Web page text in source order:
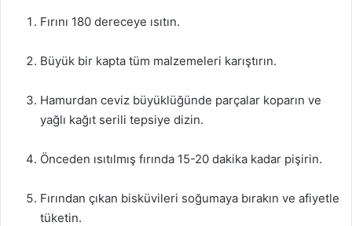
Fırını 180 dereceye ısıtın.
Büyük bir kapta tüm malzemeleri karıştırın.
Hamurdan ceviz büyüklüğünde parçalar koparın ve
yağlı kağıt serili tepsiye dizin.
Önceden ısıtılmış fırında 15-20 dakika kadar pişirin.
Fırından çıkan bisküvileri soğumaya bırakın ve afiyetle
tüketin.